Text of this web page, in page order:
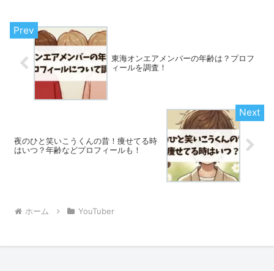
東海オンエアメンバーの年齢は？プロフ
ィールを調査！
夜のひと笑いこうくんの昔！痩せてる時
はいつ？年齢などプロフィールも！
ホーム YouTuber